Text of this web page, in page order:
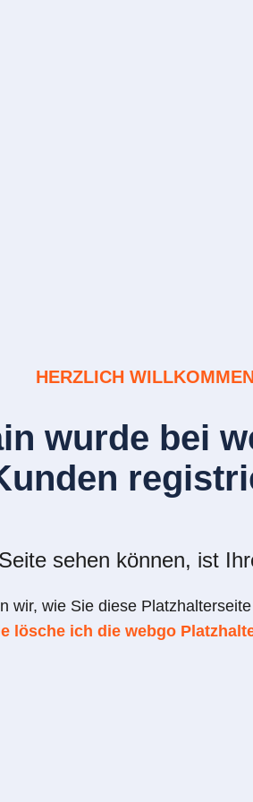
HERZLICH WILLKOMMEN
wurde bei
sehen können, ist
wir, wie Sie diese
lösche ich die webgo